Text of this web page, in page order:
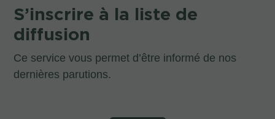
S’inscrire à la liste de
diffusion
Ce service vous permet d’être informé de nos
dernières parutions.